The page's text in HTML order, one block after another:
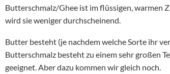
Butterschmalz/Ghee ist im flüssigen, warmen
wird sie weniger durchscheinend.
Butter besteht (je nachdem welche Sorte ihr
Butterschmalz besteht zu einem sehr großen
geeignet. Aber dazu kommen wir gleich noch.